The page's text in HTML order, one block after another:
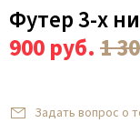
Футер 3-х
900руб.1
Задать вопрос о